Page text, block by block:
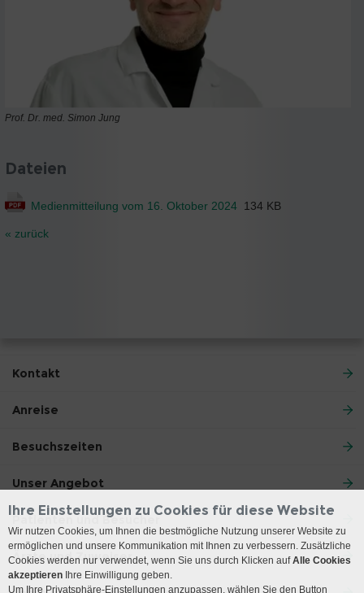
Prof. Dr. med. Simon Jung
Dateien
Medienmitteilung vom 16. Oktober 2024 134 KB
« zurück
Kontakt
Anreise
Besuchszeiten
Unser Angebot
Patienten und Besucher
Ärzte und Zuweiser
Ihre Einstellungen zu Cookies für diese Website
Wir nutzen Cookies, um Ihnen die bestmögliche Nutzung unserer Website zu
ermöglichen und unsere Kommunikation mit Ihnen zu verbessern. Zusätzliche
Cookies werden nur verwendet, wenn Sie uns durch Klicken aufAlle Cookies
akzeptieren Ihre Einwilligung geben.
Um Ihre Privatsphäre-Einstellungen anzupassen, wählen Sie den Button